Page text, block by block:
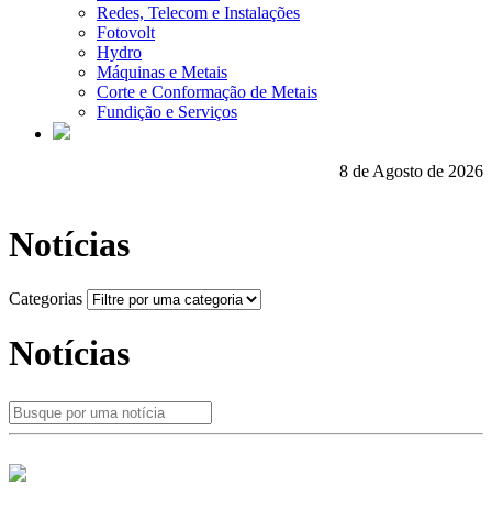
Redes, Telecom e Instalações
Fotovolt
Hydro
Máquinas e Metais
Corte e Conformação de Metais
Fundição e Serviços
8 de Agosto de 2026
Notícias
Categorias
Notícias